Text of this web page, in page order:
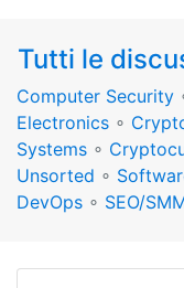
Tutti le
Computer Security
Electronics ∘
Systems ∘
Unsorted ∘
DevOps ∘ SEO/